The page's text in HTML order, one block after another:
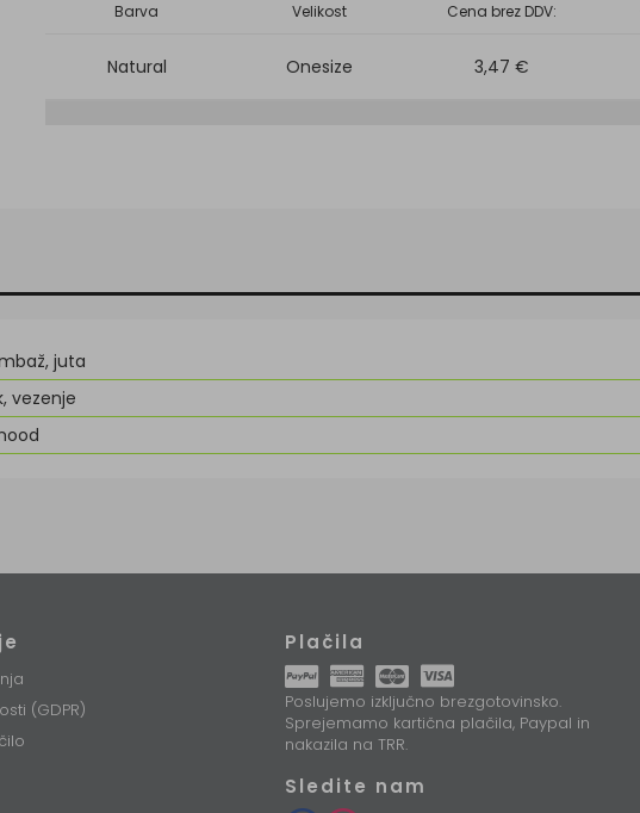
Barva Velikost Cena brez DDV:
Natural Onesize 3,47 €
juta
vezenje
(GDPR)
Plačila
Poslujemo izključno brezgotovinsko.
Sprejemamo kartična plačila, Paypal in
nakazila na TRR.
Sledite nam